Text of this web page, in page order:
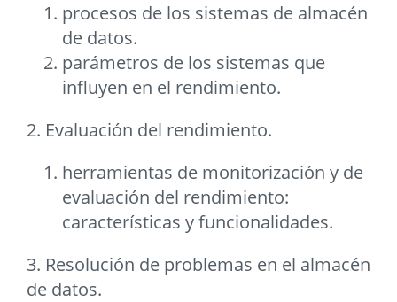
procesos de los sistemas de almacén
de datos.
parámetros de los sistemas que
influyen en el rendimiento.
2. Evaluación del rendimiento.
herramientas de monitorización y de
evaluación del rendimiento:
características y funcionalidades.
3. Resolución de problemas en el almacén
de datos.